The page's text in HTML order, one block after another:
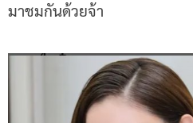
มาชมกันด้วยจ้า